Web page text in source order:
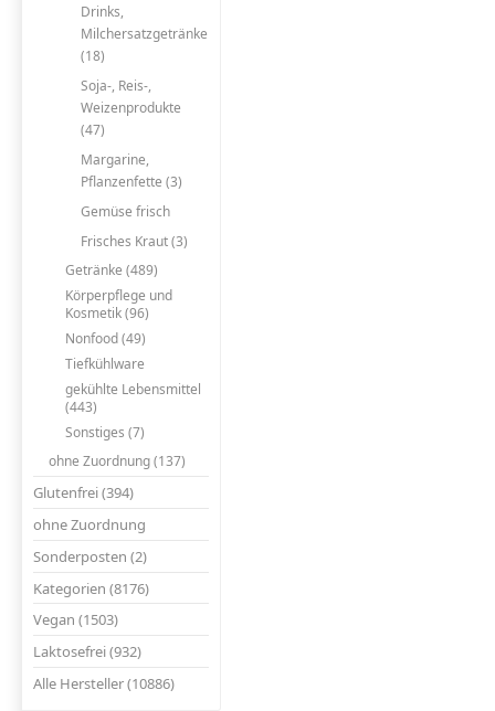
Drinks,
Milchersatzgetränke
(18)
Soja-, Reis-,
Weizenprodukte
(47)
Margarine,
Pflanzenfette (3)
Gemüse frisch
Frisches Kraut (3)
Getränke (489)
Körperpflege und
Kosmetik (96)
Nonfood (49)
Tiefkühlware
gekühlte Lebensmittel
(443)
Sonstiges (7)
ohne Zuordnung (137)
Glutenfrei (394)
ohne Zuordnung
Sonderposten (2)
Kategorien (8176)
Vegan (1503)
Laktosefrei (932)
Alle Hersteller (10886)